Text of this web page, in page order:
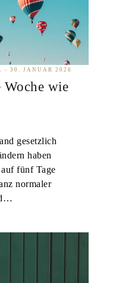
30. JANUAR 2026
wie
gesetzlich
haben
fünf Tage
normaler